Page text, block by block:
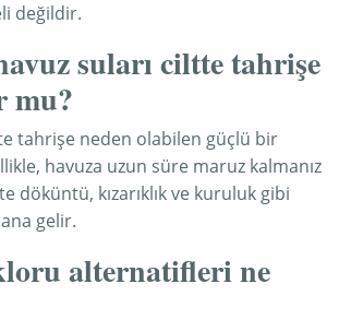
değildir.
suları ciltte tahrişe
mu?
tahrişe neden olabilen güçlü bir
havuza uzun süre maruz kalmanız
döküntü, kızarıklık ve kuruluk gibi
gelir.
alternatifleri ne